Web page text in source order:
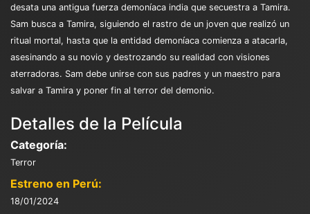
desata una antigua fuerza demoníaca india que secuestra a Tamira.
Sam busca a Tamira, siguiendo el rastro de un joven que realizó un
ritual mortal, hasta que la entidad demoníaca comienza a atacarla,
asesinando a su novio y destrozando su realidad con visiones
aterradoras. Sam debe unirse con sus padres y un maestro para
salvar a Tamira y poner fin al terror del demonio.
Detalles de la Película
Categoría:
Terror
Estreno en Perú:
18/01/2024